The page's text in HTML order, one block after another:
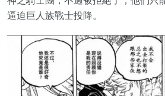
逼迫巨人族戰士投降。